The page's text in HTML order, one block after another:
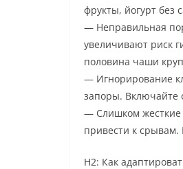
фрукты, йогурт без
— Неправильная
увеличивают риск
половина чаши
— Игнорирование
запоры. Включайте
— Слишком жесткие
привести к срывам.
H2: Как